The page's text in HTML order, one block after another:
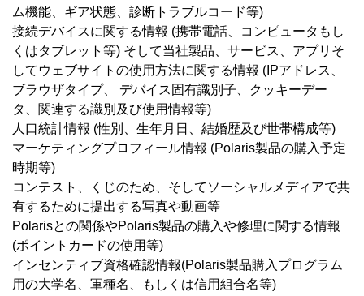
ム機能、ギア状態、診断トラブルコード等)
接続デバイスに関する情報 (携帯電話、コンピュータもし
くはタブレット等) そして当社製品、サービス、アプリそ
してウェブサイトの使用方法に関する情報 (IPアドレス、
ブラウザタイプ、 デバイス固有識別子、クッキーデー
タ、関連する識別及び使用情報等)
人口統計情報 (性別、生年月日、結婚歴及び世帯構成等)
マーケティングプロフィール情報 (Polaris製品の購入予定
時期等)
コンテスト、くじのため、そしてソーシャルメディアで共
有するために提出する写真や動画等
Polarisとの関係やPolaris製品の購入や修理に関する情報
(ポイントカードの使用等)
インセンティブ資格確認情報(Polaris製品購入プログラム
用の大学名、軍種名、もしくは信用組合名等)